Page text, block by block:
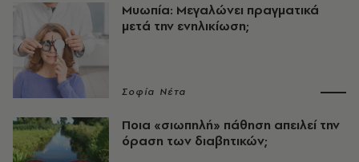
Μυωπία: Μεγαλώνει πραγματικά
μετά την ενηλικίωση;
Σοφία Νέτα
Ποια «σιωπηλή» πάθηση απειλεί την
όραση των διαβητικών;